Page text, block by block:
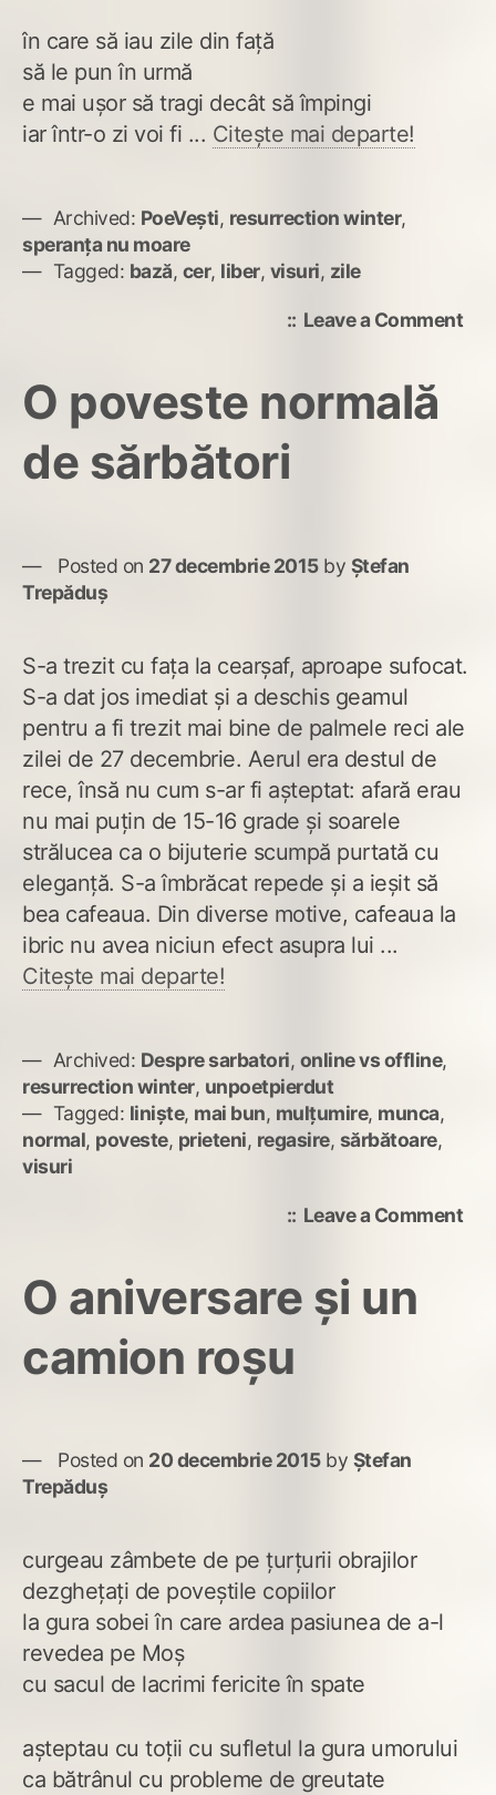
în care să iau zile din față
să le pun în urmă
e mai ușor să tragi decât să împingi
iar într-o zi voi fi ... Citește mai departe!
Archived: PoeVești, resurrection winter,
speranța nu moare
Tagged: bază, cer, liber, visuri, zile
Leave a Commenton
O poveste normală
de sărbători
Posted on 27 decembrie 2015by Ștefan
Trepăduș
S-a trezit cu fața la cearșaf, aproape sufocat.
S-a dat jos imediat și a deschis geamul
pentru a fi trezit mai bine de palmele reci ale
zilei de 27 decembrie. Aerul era destul de
rece, însă nu cum s-ar fi așteptat: afară erau
nu mai puțin de 15-16 grade și soarele
strălucea ca o bijuterie scumpă purtată cu
eleganță. S-a îmbrăcat repede și a ieșit să
bea cafeaua. Din diverse motive, cafeaua la
ibric nu avea niciun efect asupra lui ...
Citește mai departe!
Archived: Despre sarbatori, online vs offline,
resurrection winter, unpoetpierdut
Tagged: liniște, mai bun, mulțumire, munca,
normal, poveste, prieteni, regasire, sărbătoare,
visuri
Leave a Commenton
O aniversare și un
camion roșu
Posted on 20 decembrie 2015by Ștefan
Trepăduș
curgeau zâmbete de pe țurțurii obrajilor
dezghețați de poveștile copiilor
la gura sobei în care ardea pasiunea de a-l
revedea pe Moș
cu sacul de lacrimi fericite în spate
așteptau cu toții cu sufletul la gura umorului
ca bătrânul cu probleme de greutate